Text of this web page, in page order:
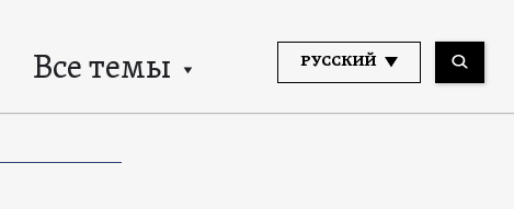
Все темы РУССКИЙ